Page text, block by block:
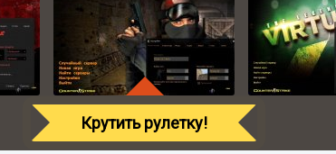
Крутить рулетку!